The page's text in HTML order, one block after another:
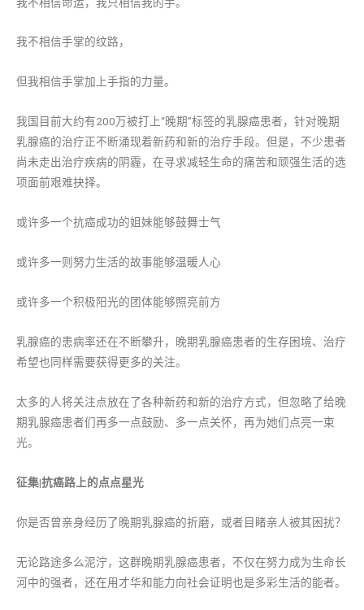
我不相信手掌的纹路，
但我相信手掌加上手指的力量。
我国目前大约有200万被打上“晚期”标签的乳腺癌患者，针对晚期
乳腺癌的治疗正不断涌现着新药和新的治疗手段。但是，不少患者
尚未走出治疗疾病的阴霾，在寻求减轻生命的痛苦和顽强生活的选
项面前艰难抉择。
或许多一个抗癌成功的姐妹能够鼓舞士气
或许多一则努力生活的故事能够温暖人心
或许多一个积极阳光的团体能够照亮前方
乳腺癌的患病率还在不断攀升，晚期乳腺癌患者的生存困境、治疗
希望也同样需要获得更多的关注。
太多的人将关注点放在了各种新药和新的治疗方式，但忽略了给晚
期乳腺癌患者们再多一点鼓励、多一点关怀，再为她们点亮一束
光。
征集|抗癌路上的点点星光
你是否曾亲身经历了晚期乳腺癌的折磨，或者目睹亲人被其困扰？
无论路途多么泥泞，这群晚期乳腺癌患者，不仅在努力成为生命长
河中的强者，还在用才华和能力向社会证明也是多彩生活的能者。